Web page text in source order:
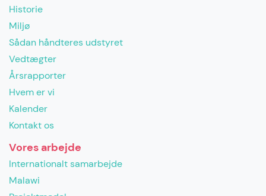
Historie
Miljø
Sådan håndteres udstyret
Vedtægter
Årsrapporter
Hvem er vi
Kalender
Kontakt os
Vores arbejde
Internationalt samarbejde
Malawi